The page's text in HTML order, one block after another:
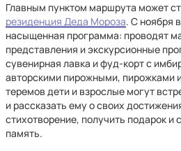
Главным пунктом маршрута может
резиденция Деда Мороза. С ноября
насыщенная программа: проводят
представления и экскурсионные
сувенирная лавка и фуд-корт с
авторскими пирожными, пирожками
теремов дети и взрослые могут
и рассказать ему о своих
стихотворение, получить подарок и
память.